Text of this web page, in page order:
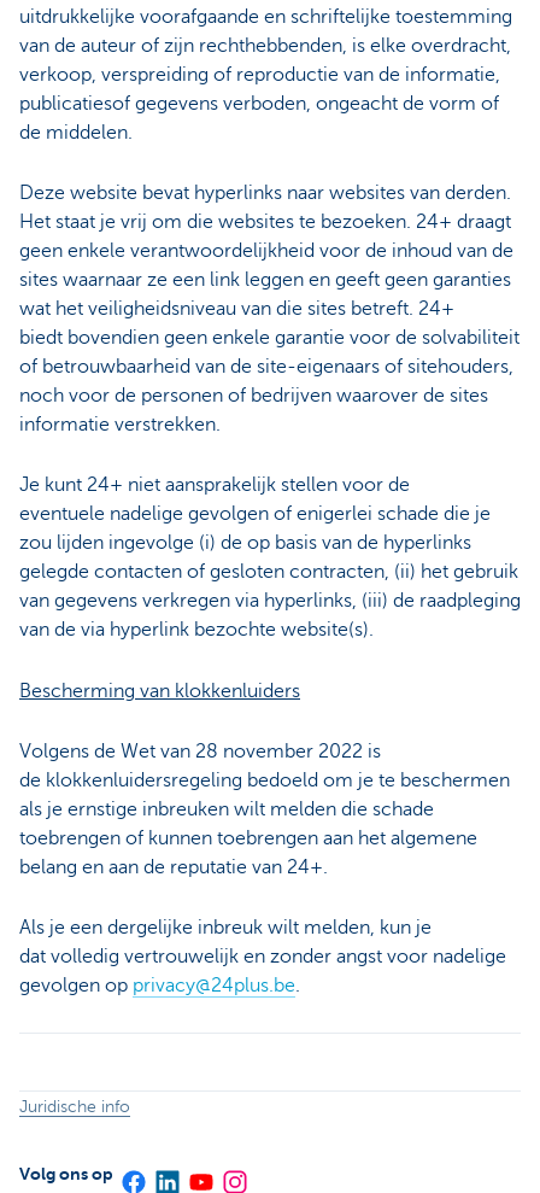
uitdrukkelijke voorafgaande en schriftelijke toestemming
van de auteur of zijn rechthebbenden, is elke overdracht,
verkoop, verspreiding of reproductie van de informatie,
publicatiesof gegevens verboden, ongeacht de vorm of
de middelen.
Deze website bevat hyperlinks naar websites van derden.
Het staat je vrij om die websites te bezoeken. 24+ draagt
geen enkele verantwoordelijkheid voor de inhoud van de
sites waarnaar ze een link leggen en geeft geen garanties
wat het veiligheidsniveau van die sites betreft. 24+
biedt bovendien geen enkele garantie voor de solvabiliteit
of betrouwbaarheid van de site-eigenaars of sitehouders,
noch voor de personen of bedrijven waarover de sites
informatie verstrekken.
Je kunt 24+ niet aansprakelijk stellen voor de
eventuele nadelige gevolgen of enigerlei schade die je
zou lijden ingevolge (i) de op basis van de hyperlinks
gelegde contacten of gesloten contracten, (ii) het gebruik
van gegevens verkregen via hyperlinks, (iii) de raadpleging
van de via hyperlink bezochte website(s).
Bescherming van klokkenluiders
Volgens de Wet van 28 november 2022 is
de klokkenluidersregeling bedoeld om je te beschermen
als je ernstige inbreuken wilt melden die schade
toebrengen of kunnen toebrengen aan het algemene
belang en aan de reputatie van 24+.
Als je een dergelijke inbreuk wilt melden, kun je
dat volledig vertrouwelijk en zonder angst voor nadelige
gevolgen op privacy@24plus.be.
Juridische info
Volg ons op